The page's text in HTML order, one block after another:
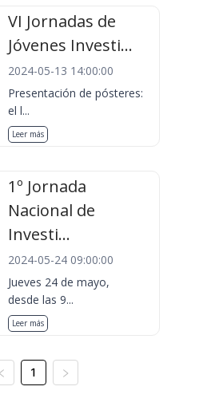
VI Jornadas de
Jóvenes Investi...
2024-05-13 14:00:00
Presentación de pósteres:
el l...
Leer más
1º Jornada
Nacional de
Investi...
2024-05-24 09:00:00
Jueves 24 de mayo,
desde las 9...
Leer más
1